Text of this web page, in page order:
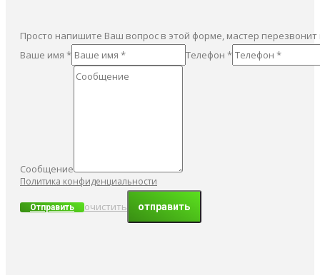
Просто напишите Ваш вопрос в этой форме, мастер
Ваше имя *
Телефон *
Сообщение
Политика конфиденциальности
Отправить очистить